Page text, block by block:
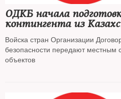
ОДКБ начала
контингента из
Войска стран Организации
безопасности передают местным
объектов